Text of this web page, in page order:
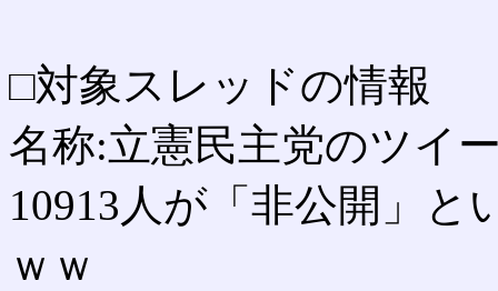
□対象スレッドの情報
名称:立憲民主党のツイ
10913人が「非公開」と
ｗｗ